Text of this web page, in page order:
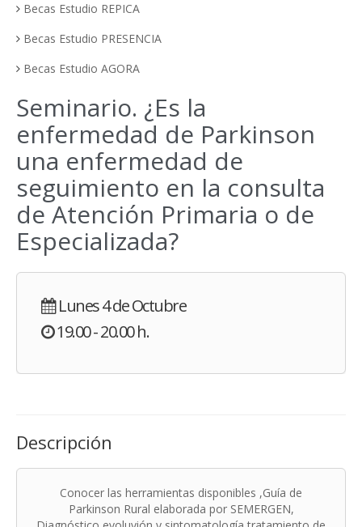
Becas Estudio REPICA
Becas Estudio PRESENCIA
Becas Estudio AGORA
Seminario. ¿Es la
enfermedad de Parkinson
una enfermedad de
seguimiento en la consulta
de Atención Primaria o de
Especializada?
Lunes 4 de Octubre
19.00 - 20.00 h.
Descripción
Conocer las herramientas disponibles ,Guía de
Parkinson Rural elaborada por SEMERGEN,